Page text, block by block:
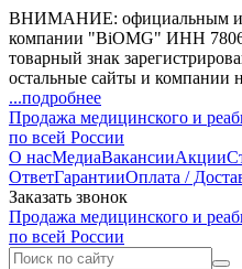
ВНИМАНИЕ: официальным и
компании "BiOMG" ИНН
товарный знак
остальные сайты и компании
...подробнее
Продажа медицинского и
по всей России
О насМедиаВакансииАкции
ОтветГарантииОплата /
Заказать звонок
Продажа медицинского и
по всей России